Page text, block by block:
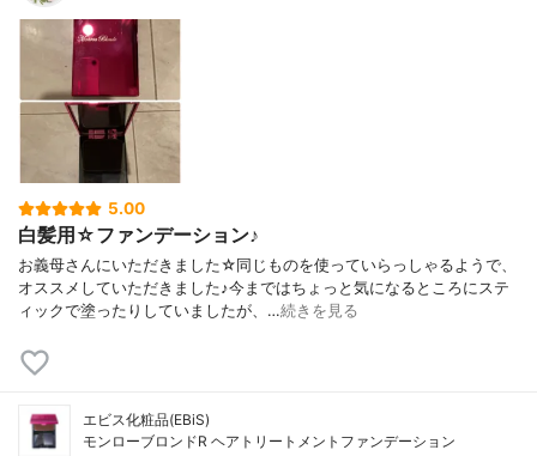
5.00
白髪用☆ファンデーション♪
お義母さんにいただきました☆同じものを使っていらっしゃるようで、
オススメしていただきました♪今まではちょっと気になるところにステ
ィックで塗ったりしていましたが、…続きを見る
エビス化粧品(EBiS)
モンローブロンドR ヘアトリートメントファンデーション